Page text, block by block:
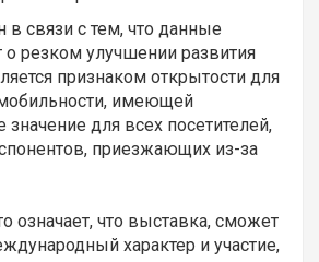
в связи с тем, что данные
о резком улучшении развития
признаком открытости для
имеющей
для всех посетителей,
приезжающих из-за
означает, что выставка, сможет
характер и участие,